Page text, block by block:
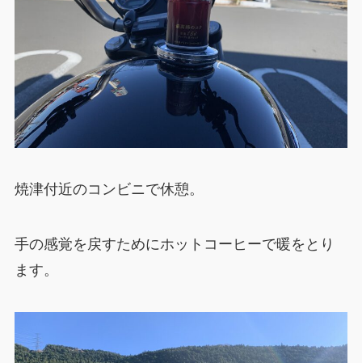
焼津付近のコンビニで休憩。
手の感覚を戻すためにホットコーヒーで暖をとり
ます。